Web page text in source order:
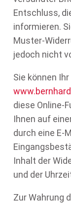
Entschluss,
informieren.
Muster-
jedoch nicht
Sie können
diese Online-
Ihnen auf
durch eine E-
Inhalt der
und der
Zur Wahrung